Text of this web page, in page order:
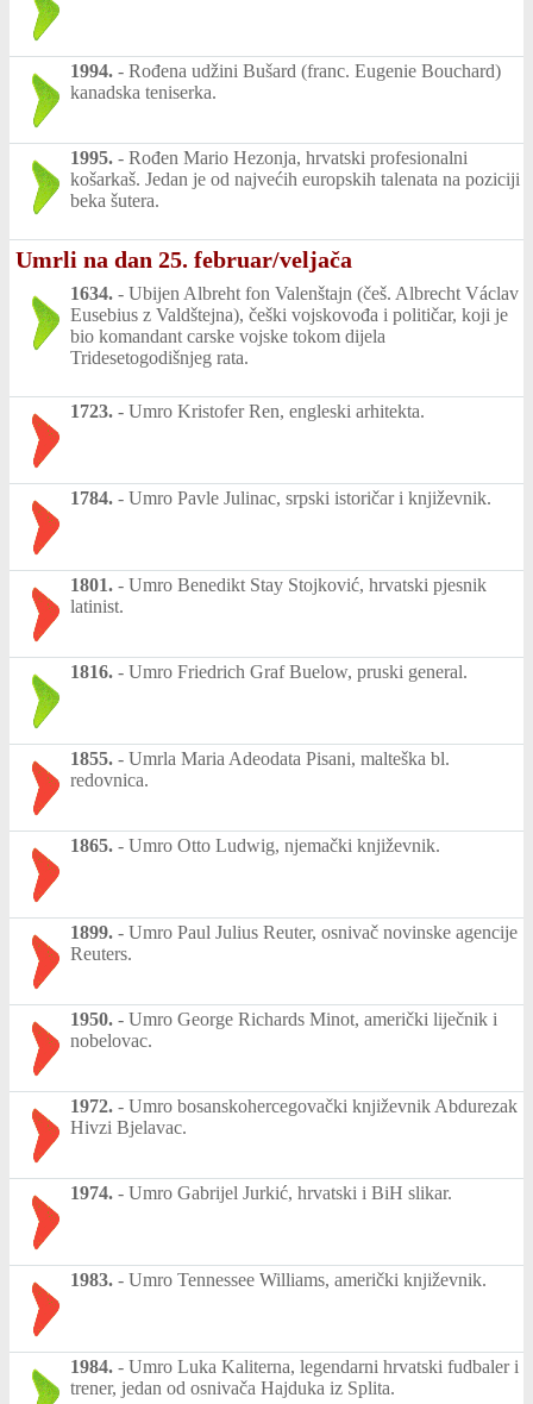
1994. - Rođena udžini Bušard (franc. Eugenie Bouchard)
kanadska teniserka.
1995. - Rođen Mario Hezonja, hrvatski profesionalni
košarkaš. Jedan je od najvećih europskih talenata na poziciji
beka šutera.
Umrli na dan 25. februar/veljača
1634. - Ubijen Albreht fon Valenštajn (češ. Albrecht Václav
Eusebius z Valdštejna), češki vojskovođa i političar, koji je
bio komandant carske vojske tokom dijela
Tridesetogodišnjeg rata.
1723. - Umro Kristofer Ren, engleski arhitekta.
1784. - Umro Pavle Julinac, srpski istoričar i književnik.
1801. - Umro Benedikt Stay Stojković, hrvatski pjesnik
latinist.
1816. - Umro Friedrich Graf Buelow, pruski general.
1855. - Umrla Maria Adeodata Pisani, malteška bl.
redovnica.
1865. - Umro Otto Ludwig, njemački književnik.
1899. - Umro Paul Julius Reuter, osnivač novinske agencije
Reuters.
1950. - Umro George Richards Minot, američki liječnik i
nobelovac.
1972. - Umro bosanskohercegovački književnik Abdurezak
Hivzi Bjelavac.
1974. - Umro Gabrijel Jurkić, hrvatski i BiH slikar.
1983. - Umro Tennessee Williams, američki književnik.
1984. - Umro Luka Kaliterna, legendarni hrvatski fudbaler i
trener, jedan od osnivača Hajduka iz Splita.